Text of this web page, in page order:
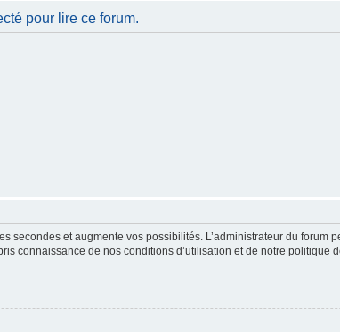
pour lire ce forum.
secondes et augmente vos possibilités. L’administrateur du forum
connaissance de nos conditions d’utilisation et de notre politique